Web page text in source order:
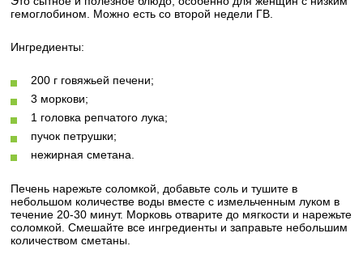
гемоглобином. Можно есть со второй недели ГВ.
Ингредиенты:
200 г говяжьей печени;
3 моркови;
1 головка репчатого лука;
пучок петрушки;
нежирная сметана.
Печень нарежьте соломкой, добавьте соль и тушите в
небольшом количестве воды вместе с измельченным луком в
течение 20-30 минут. Морковь отварите до мягкости и нарежьте
соломкой. Смешайте все ингредиенты и заправьте небольшим
количеством сметаны.